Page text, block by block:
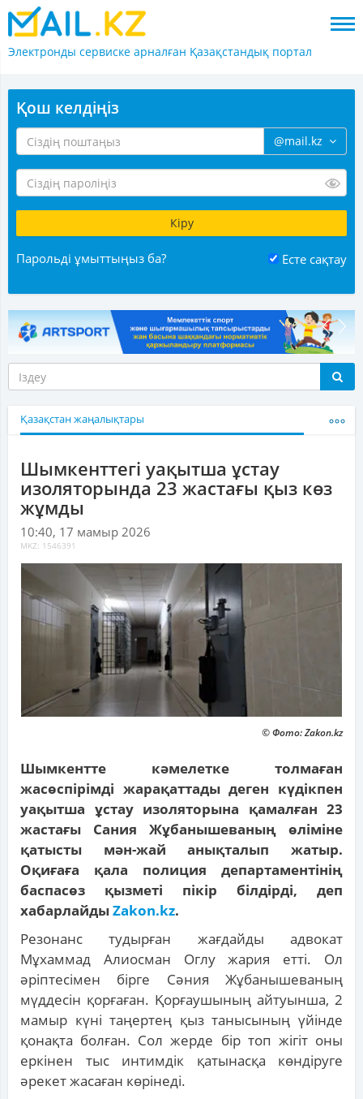
Электронды сервиске арналған Қазақстандық портал
Қош келдіңіз
@mail.kz
Парольді ұмыттыңыз ба? Есте сақтау
Қазақстан жаңалықтары
Шымкенттегі уақытша ұстау
изоляторында 23 жастағы қыз көз
жұмды
10:40, 17 мамыр 2026
MKZ: 1546391
© Фото: Zakon.kz
Шымкентте кәмелетке толмаған
жасөспірімді жарақаттады деген күдікпен
уақытша ұстау изоляторына қамалған 23
жастағы Сания Жұбанышеваның өліміне
қатысты мән-жай анықталып жатыр.
Оқиғаға қала полиция департаментінің
баспасөз қызметі пікір білдірді, деп
хабарлайдыZakon.kz.
Резонанс тудырған жағдайды адвокат
Мұхаммад Алиосман Оглу жария етті. Ол
әріптесімен бірге Сәния Жұбанышеваның
мүддесін қорғаған. Қорғаушының айтуынша, 2
мамыр күні таңертең қыз танысының үйінде
қонақта болған. Сол жерде бір топ жігіт оны
еркінен тыс интимдік қатынасқа көндіруге
әрекет жасаған көрінеді.